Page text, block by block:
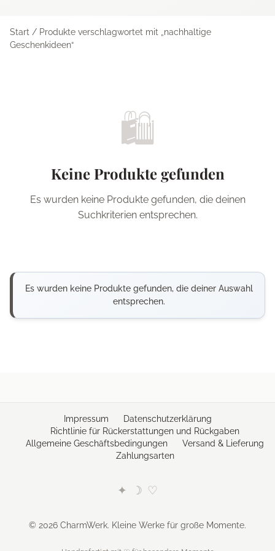
Start / Produkte verschlagwortet mit „nachhaltige
Geschenkideen“
🛍️
Keine Produkte gefunden
Es wurden keine Produkte gefunden, die deinen
Suchkriterien entsprechen.
Es wurden keine Produkte gefunden, die deiner Auswahl
entsprechen.
Impressum
Datenschutzerklärung
Richtlinie für Rückerstattungen und Rückgaben
Allgemeine Geschäftsbedingungen
Versand & Lieferung
Zahlungsarten
✦ ☽ ♡
© 2026 CharmWerk. Kleine Werke für große Momente.